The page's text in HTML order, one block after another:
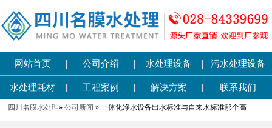
网站首页 | 公司介绍 | 水处理设备 | 污水处理设备
水处理耗材 | 工程案例 | 解决方案 | 联系我们
四川名膜水处理»公司新闻 » 一体化净水设备出水标准与自来水标准那个高